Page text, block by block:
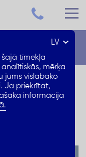
25%
LV
šajā tīmekļa
mērķa
jums vislabāko
Ja priekrītat,
informācija